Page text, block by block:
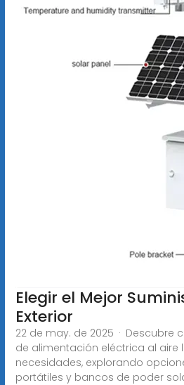
Elegir el Mejor
Exterior
22 de may. de 2025 · Descubre
de alimentación eléctrica al aire
necesidades, explorando
portátiles y bancos de poder